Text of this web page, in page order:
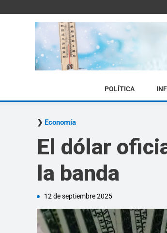
POLÍTICA
Economía
El dólar
la banda
12 de septiembre 2025